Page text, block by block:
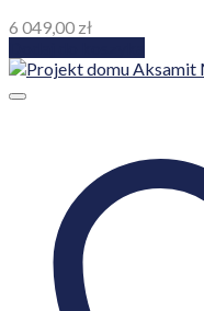
6 049,00 zł